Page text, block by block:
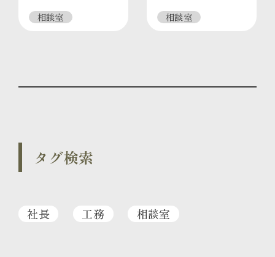
相談室 相談室
タグ検索
社長 工務 相談室